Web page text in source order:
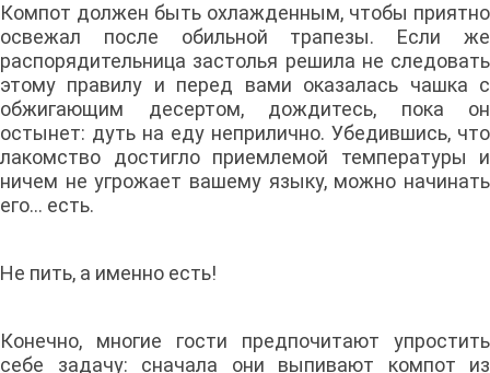
Компот должен быть охлажденным, чтобы приятно
освежал после обильной трапезы. Если же
распорядительница застолья решила не следовать
этому правилу и перед вами оказалась чашка с
обжигающим десертом, дождитесь, пока он
остынет: дуть на еду неприлично. Убедившись, что
лакомство достигло приемлемой температуры и
ничем не угрожает вашему языку, можно начинать
его… есть.
Не пить, а именно есть!
Конечно, многие гости предпочитают упростить
себе задачу: сначала они выпивают компот из